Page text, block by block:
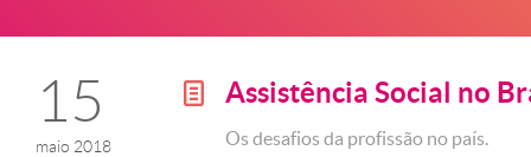
15
maio 2018
g Assistência Social no
Os desafios da profissão no país.